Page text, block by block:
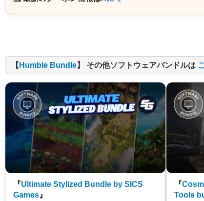
【 Humble Bundle】 その他ソフトウェアバンドルは
『Ultimate Stylized Bundle by SICS
Games』
『
Tools